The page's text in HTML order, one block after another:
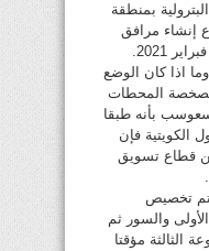
بمنطقة
2020 ومشروع إنشاء مرافق
2021.
اذا كان الوضع
المحطات
بأنه طبقا
الكويتية فإن
قطاع تسويق
تم تخصيص
والسور ثم
الثالثة مؤقتا